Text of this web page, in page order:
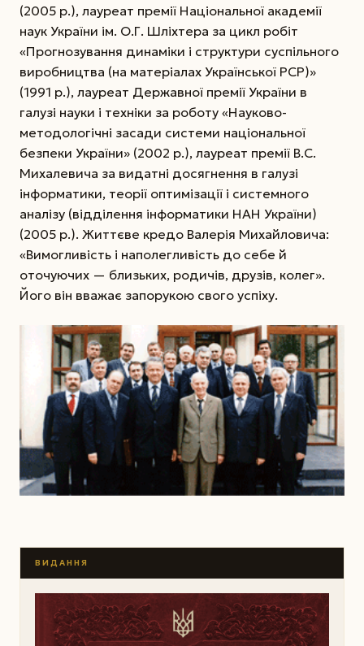
(2005 р.), лауреат премії Національної академії
наук України ім. О.Г. Шліхтера за цикл робіт
«Прогнозування динаміки і структури суспільного
виробництва (на матеріалах Української РСР)»
(1991 р.), лауреат Державної премії України в
галузі науки і техніки за роботу «Науково-
методологічні засади системи національної
безпеки України» (2002 р.), лауреат премії В.С.
Михалевича за видатні досягнення в галузі
інформатики, теорії оптимізації і системного
аналізу (відділення інформатики НАН України)
(2005 р.). Життєве кредо Валерія Михайловича:
«Вимогливість і наполегливість до себе й
оточуючих — близьких, родичів, друзів, колег».
Його він вважає запорукою свого успіху.
ВИДАННЯ